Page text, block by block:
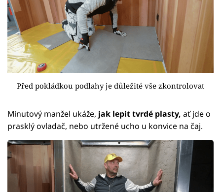
Před pokládkou podlahy je důležité vše zkontrolovat
Minutový manžel ukáže, jak lepit tvrdé plasty, ať jde o
prasklý ovladač, nebo utržené ucho u konvice na čaj.